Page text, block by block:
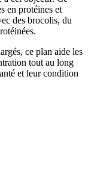
en protéines et
des brocolis, du
ce plan aide les
tout au long
et leur condition